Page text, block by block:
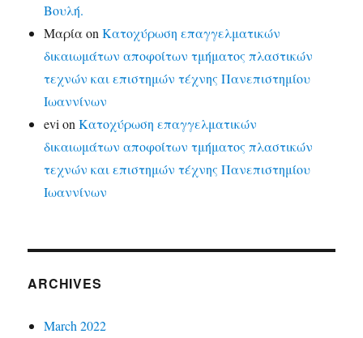
Βουλή.
ΜαρίαonΚατοχύρωση επαγγελματικών
δικαιωμάτων αποφοίτων τμήματος πλαστικών
τεχνών και επιστημών τέχνης Πανεπιστημίου
Ιωαννίνων
evi onΚατοχύρωση επαγγελματικών
δικαιωμάτων αποφοίτων τμήματος πλαστικών
τεχνών και επιστημών τέχνης Πανεπιστημίου
Ιωαννίνων
ARCHIVES
March 2022